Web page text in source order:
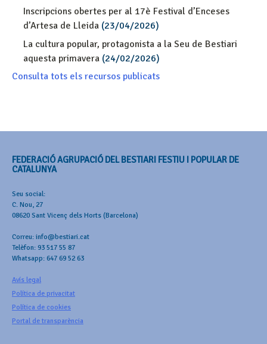
Inscripcions obertes per al 17è Festival d’Enceses
d’Artesa de Lleida (23/04/2026)
La cultura popular, protagonista a la Seu de Bestiari
aquesta primavera (24/02/2026)
Consulta tots els recursos publicats
FEDERACIÓ AGRUPACIÓ DEL BESTIARI FESTIU I POPULAR DE
CATALUNYA
Seu social:
C. Nou, 27
08620 Sant Vicenç dels Horts (Barcelona)
Correu: info@bestiari.cat
Telèfon: 93 517 55 87
Whatsapp: 647 69 52 63
Avís legal
Política de privacitat
Política de cookies
Portal de transparència